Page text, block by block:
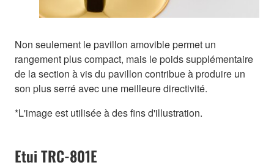
Non seulement le pavillon amovible permet un
rangement plus compact, mais le poids supplémentaire
de la section à vis du pavillon contribue à produire un
son plus serré avec une meilleure directivité.
*L'image est utilisée à des fins d'illustration.
Etui TRC-801E